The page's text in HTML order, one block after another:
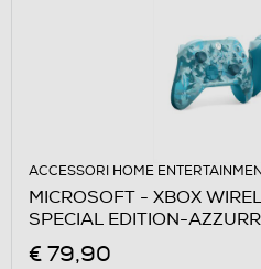
ACCESSORI HOME
MICROSOFT - XBOX
SPECIAL EDITION-
€ 79,90